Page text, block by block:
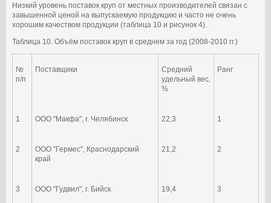
Низкий уровень поставок круп от местных производителей связан с
завышенной ценой на выпускаемую продукцию и часто не очень
хорошим качеством продукции (таблица 10 и рисунок 4).
Таблица 10. Объём поставок круп в среднем за год (2008-2010 гг.)
№
п/п
Поставщики
Средний
удельный вес,
%
Ранг
1 ООО "Макфа", г. Челябинск 22,3 1
2
ООО "Гермес", Краснодарский
край
21,2 2
3 ООО "Гудвил", г. Бийск 19,4 3